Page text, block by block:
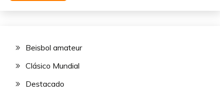
Beisbol amateur
Clásico Mundial
Destacado